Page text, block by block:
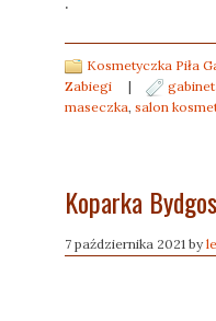
Kosmetyczka Piła
Zabiegi
|
maseczka, salon
Koparka
7 października 2021 by